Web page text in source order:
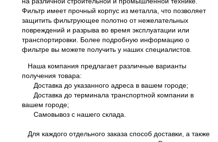
Фильтр имеет прочный корпус из металла, что позволяет
защитить фильтрующее полотно от нежелательных
повреждений и разрыва во время эксплуатации или
транспортировки. Более подробную информацию о
фильтре вы можете получить у наших специалистов.
Наша компания предлагает различные варианты
получения товара:
Доставка до указанного адреса в вашем городе;
Доставка до терминала транспортной компании в
вашем городе;
Самовывоз с нашего склада.
Для каждого отдельного заказа способ доставки, а также